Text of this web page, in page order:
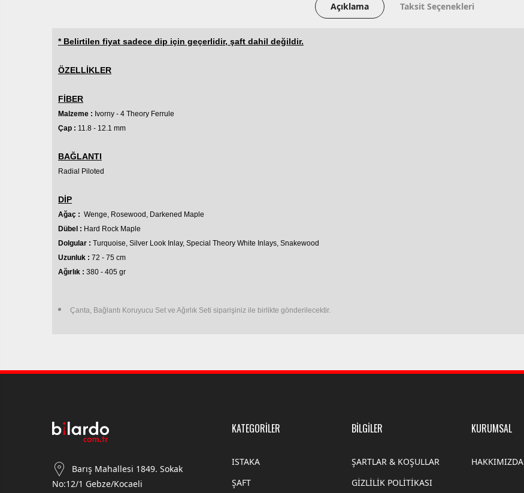
Açıklama Taksit Seçenekleri
* Belirtilen fiyat sadece dip için geçerlidir, şaft dahil değildir.
ÖZELLİKLER
FİBER
Malzeme : Ivorny - 4 Theory Ferrule
Çap : 11.8 - 12.1 mm
BAĞLANTI
Radial Piloted
DİP
Ağaç : Wenge, Rosewood, Darkened Maple
Dübel : Hard Rock Maple
Dolgular : Turquoise, Silver Look Inlay, Special Theory White Inlays, Snakewood
Uzunluk : 72 - 75 cm
Ağırlık : 380 - 405 gr
Çanta, Bağlantı Koruyucu Set ve Ağırlık Seti siparişiniz ile birlikte gönderilecektir.
Barış Mahallesi 1849. Sokak
No:12/1 Gebze/Kocaeli
KATEGORİLER
ISTAKA
ŞAFT
BİLGİLER
ŞARTLAR & KOŞULLAR
GİZLİLİK POLİTİKASI
KURUMSAL
HAKKIMIZDA